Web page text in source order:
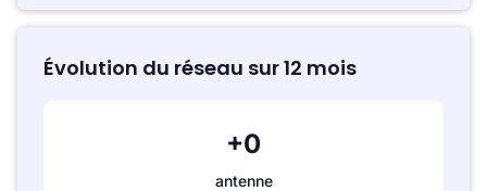
Évolution du réseau sur 12 mois
+0
antenne